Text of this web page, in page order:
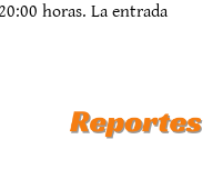
horas. La entrada